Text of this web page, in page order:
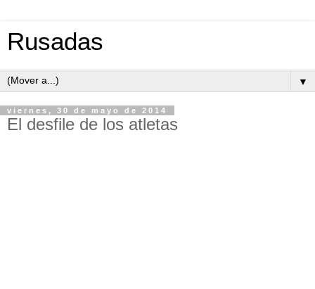
Rusadas
▼
viernes, 30 de mayo de 2014
El desfile de los atletas